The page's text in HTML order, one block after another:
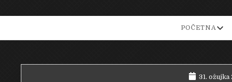
POČETNA
31. ožujka